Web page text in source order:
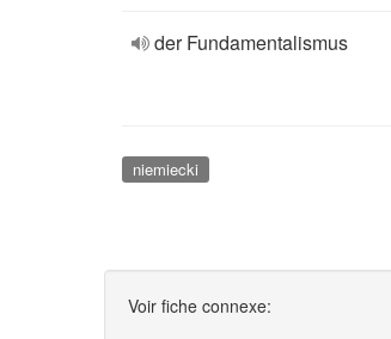
der Fundamentalismus
niemiecki
Voir fiche connexe: